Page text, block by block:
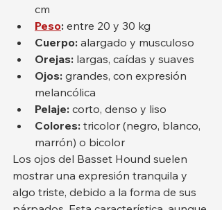
cm
Peso: entre 20 y 30 kg
Cuerpo: alargado y musculoso
Orejas: largas, caídas y suaves
Ojos: grandes, con expresión
melancólica
Pelaje: corto, denso y liso
Colores: tricolor (negro, blanco,
marrón) o bicolor
Los ojos del Basset Hound suelen
mostrar una expresión tranquila y
algo triste, debido a la forma de sus